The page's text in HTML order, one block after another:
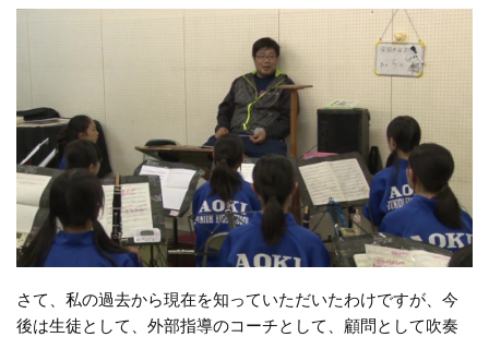
さて、私の過去から現在を知っていただいたわけですが、今
後は生徒として、外部指導のコーチとして、顧問として吹奏